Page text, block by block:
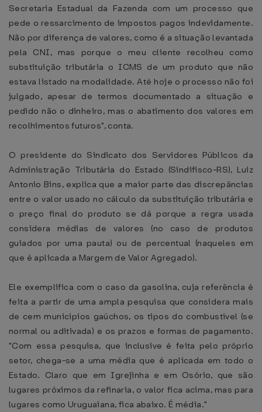
Secretaria Estadual da Fazenda com um processo que
pede o ressarcimento de impostos pagos indevidamente.
Não por diferença de valores, como é a situação levantada
pela CNI, mas porque o meu cliente recolheu como
substituição tributária o ICMS de um produto que não
estava listado na modalidade. Até hoje o processo não foi
julgado, apesar de termos documentado a situação e
pedido não o dinheiro, mas o abatimento dos valores em
recolhimentos futuros", conta.
O presidente do Sindicato dos Servidores Públicos da
Administração Tributária do Estado (Sindifisco-RS), Luiz
Antonio Bins, explica que a maior parte das discrepâncias
entre o valor usado no cálculo da substituição tributária e
o preço final do produto se dá porque a regra usada
considera médias de valores (no caso de produtos
guiados por uma pauta) ou de percentual (naqueles em
que é aplicada a Margem de Valor Agregado).
Ele exemplifica com o caso da gasolina, cuja referência é
feita a partir de uma ampla pesquisa que considera mais
de cem municípios gaúchos, os tipos do combustível (se
normal ou aditivada) e os prazos e formas de pagamento.
"Com essa pesquisa, que inclusive é feita pelo próprio
setor, chega-se a uma média que é aplicada em todo o
Estado. Claro que em Igrejinha e em Osório, que são
lugares próximos da refinaria, o valor fica acima, mas para
lugares como Uruguaiana, fica abaixo. É média."